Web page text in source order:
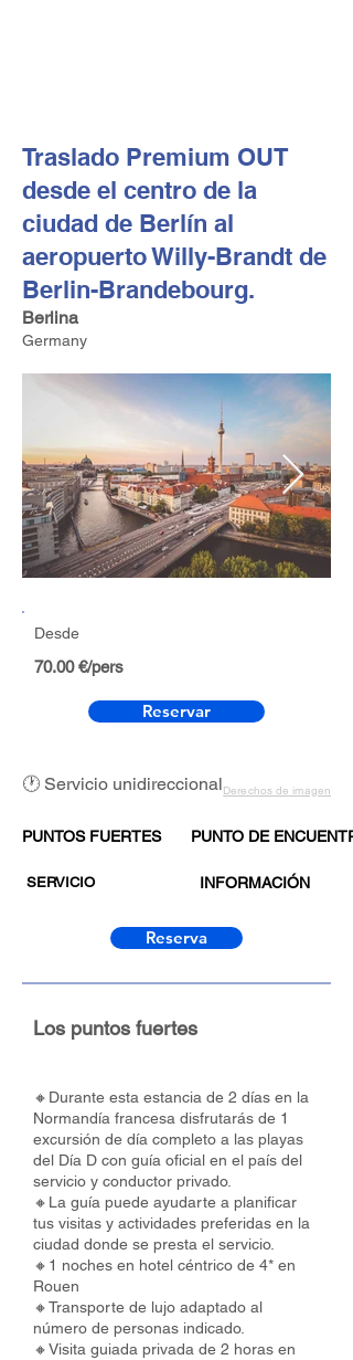
Traslado Premium OUT
desde el centro de la
ciudad de Berlín al
aeropuerto Willy-Brandt de
Berlin-Brandebourg.
Berlina
Germany
Desde
70.00 €/pers
Reservar
🕐 Servicio unidireccionalDerechos de imagen
PUNTOS FUERTES
SERVICIO
PUNTO DE
INFORMACIÓN
Reserva
Los puntos fuertes
🔸Durante esta estancia de 2 días en la
Normandía francesa disfrutarás de 1
excursión de día completo a las playas
del Día D con guía oficial en el país del
servicio y conductor privado.
🔸La guía puede ayudarte a planificar
tus visitas y actividades preferidas en la
ciudad donde se presta el servicio.
🔸1 noches en hotel céntrico de 4* en
Rouen
🔸Transporte de lujo adaptado al
número de personas indicado.
🔸Visita guiada privada de 2 horas en